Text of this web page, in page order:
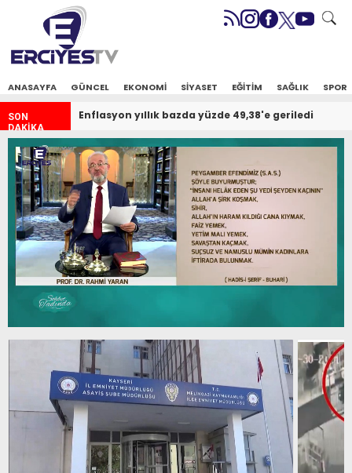
ANASAYFA GÜNCEL EKONOMİ SİYASET EĞİTİM SAĞLIK SPOR
SON
DAKİKA
Gazeteciler'den kamuoyuna çağrı... Evlatlarına